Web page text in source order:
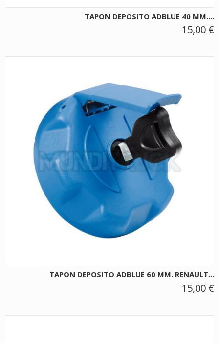
TAPON DEPOSITO ADBLUE 40 MM....
15,00 €
TAPON DEPOSITO ADBLUE 60 MM. RENAULT...
15,00 €